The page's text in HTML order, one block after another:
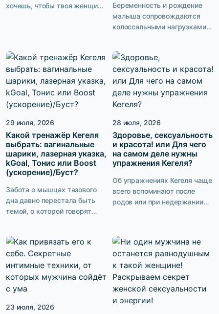
хочешь, чтобы твоя женщина
закончится быстрее. Ты
хочешь быть тем мужчиной,
после которого она лежит с
довольной улыбкой и не
может связать двух слов. И
Беременность и рождение
малыша сопровождаются
колоссальными нагрузками
последовательной
послеродовой реабилитации
кратно возрастают риски
развития недержания мочи,
опущения матки и стенок
дисфункции. И хотя у многих
женщин, состояние мышц
тазового дна улучшается уже
в первые недели, у
значительной части молодых
мам проблемы приобретают
долгосрочный характер.
Рассказываем, как […]
29 июля, 2026
Какой тренажёр Кегеля
выбрать: вагинальные
шарики, лазерная указка,
kGoal, Тонис или Boost
(ускорение)/Буст?
Забота о мышцах тазового
дна давно перестала быть
темой, о которой говорят
женское здоровье включает
в себя профилактику
возрастных изменений,
качество интимной жизни и
сохранение контроля над
поэтому рынок предлагает
28 июля, 2026
Здоровье, сексуальность
и красота! или Для чего
на самом деле нужны
упражнения Кегеля?
Об упражнениях Кегеля чаще
всего вспоминают после
родов или при недержании
тренировок намного шире.
Они помогают поддерживать
тазовое дно, сохранять
женское здоровье, повышать
качество интимной жизни и
снижать риск некоторых
нарушений со стороны
23 июля, 2026